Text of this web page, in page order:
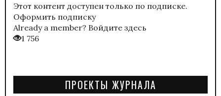
Этот контент доступен только по подписке.
Оформить подписку
Already a member? Войдите здесь
1 756
ПРОЕКТЫ ЖУРНАЛА